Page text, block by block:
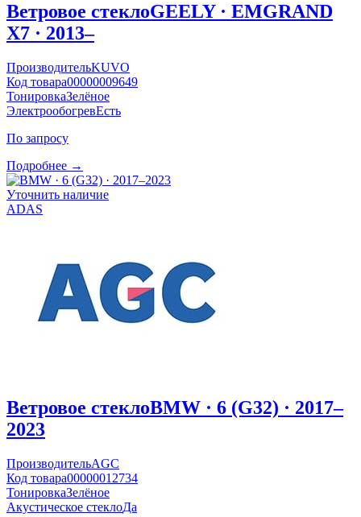
Ветровое стеклоGEELY · EMGRAND
X7 · 2013–
ПроизводительKUVO
Код товара00000009649
ТонировкаЗелёное
ЭлектрообогревЕсть
По запросу
Подробнее →
Уточнить наличие
ADAS
Ветровое стеклоBMW · 6 (G32) · 2017–
2023
ПроизводительAGC
Код товара00000012734
ТонировкаЗелёное
Акустическое стеклоДа